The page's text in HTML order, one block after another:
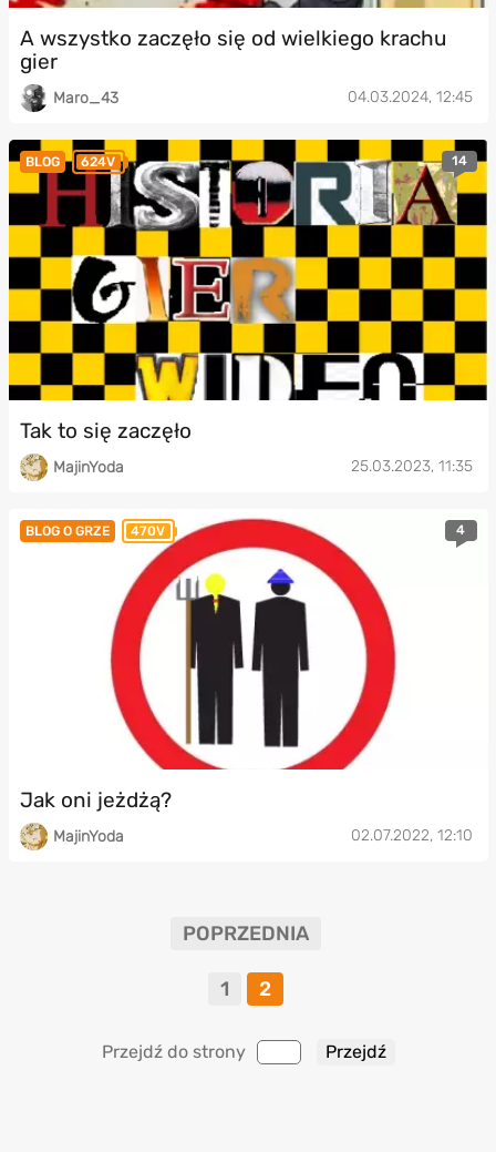
A wszystko zaczęło się od wielkiego krachu
gier
Maro_43 04.03.2024, 12:45
BLOG 624V 14
Tak to się zaczęło
MajinYoda 25.03.2023, 11:35
BLOG O GRZE 470V 4
Jak oni jeżdżą?
MajinYoda 02.07.2022, 12:10
POPRZEDNIA
1 2
Przejdź do strony